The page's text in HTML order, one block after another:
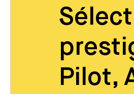
Pilot,